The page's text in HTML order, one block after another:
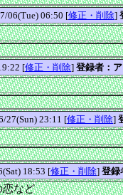
06(Tue) 06:50 [修正・削除]
[修正・削除] 登録者：
27(Sun) 23:11 [修正・削除]
18:53 [修正・削除] 登録
恋など